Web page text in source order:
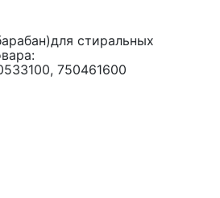
стиральных
750461600